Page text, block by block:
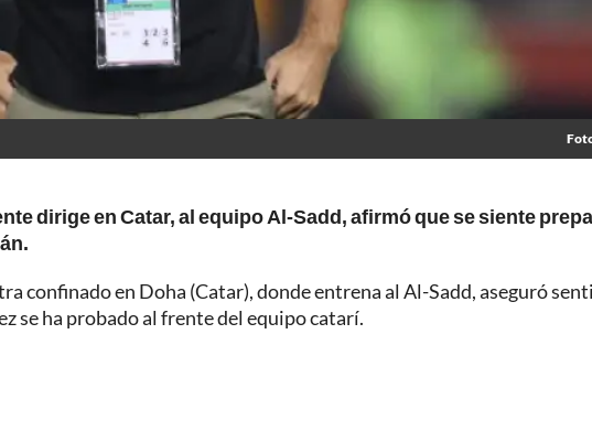
dirige en Catar, al equipo Al-Sadd, afirmó que se siente
confinado en Doha (Catar), donde entrena al Al-Sadd, aseguró
se ha probado al frente del equipo catarí.